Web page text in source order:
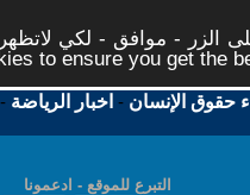
الزر - موافق - لكي
to ensure you get the
حقوق الإنسان - اخبار الرياضة -
التبرع للموقع - ادعمونا